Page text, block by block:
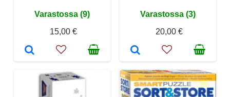
Varastossa (9)
15,00 €
Varastossa (3)
20,00 €